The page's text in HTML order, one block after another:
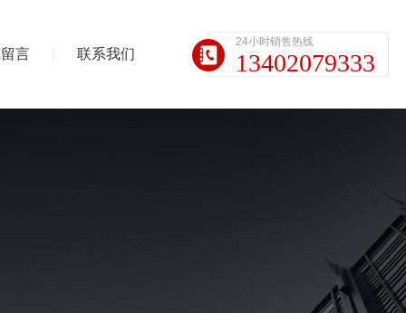
言 联系我们
24小时销售热线
13402079333